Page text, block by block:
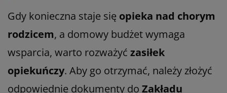
Gdy konieczna staje się opieka nad chorym
rodzicem, a domowy budżet wymaga
wsparcia, warto rozważyć zasiłek
opiekuńczy. Aby go otrzymać, należy złożyć
odpowiednie dokumenty do Zakładu